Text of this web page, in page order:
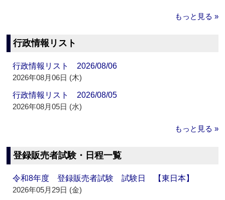
もっと見る »
行政情報リスト
行政情報リスト 2026/08/06
2026年08月06日 (木)
行政情報リスト 2026/08/05
2026年08月05日 (水)
もっと見る »
登録販売者試験・日程一覧
令和8年度 登録販売者試験 試験日 【東日本】
2026年05月29日 (金)